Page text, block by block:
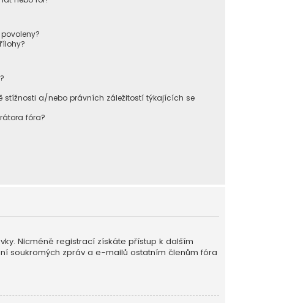
stížnosti a/nebo právních záležitostí týkajících se
fóra?
Nicméně registrací získáte přístup k dalším
soukromých zpráv a e-mailů ostatním členům fóra